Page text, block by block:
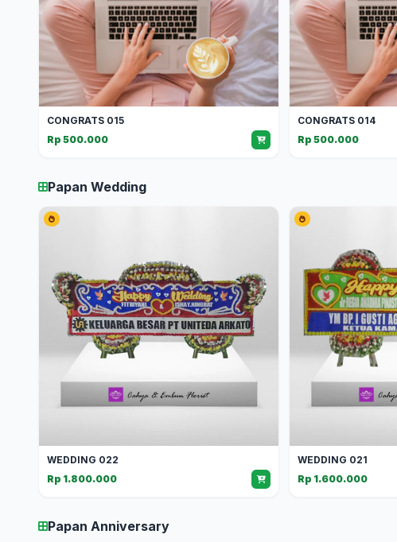
CONGRATS 015
Rp 500.000
CONGRATS 014
Rp 500.000
Papan Wedding
WEDDING 022
Rp 1.800.000
WEDDING 021
Rp 1.600.000
Papan Anniversary